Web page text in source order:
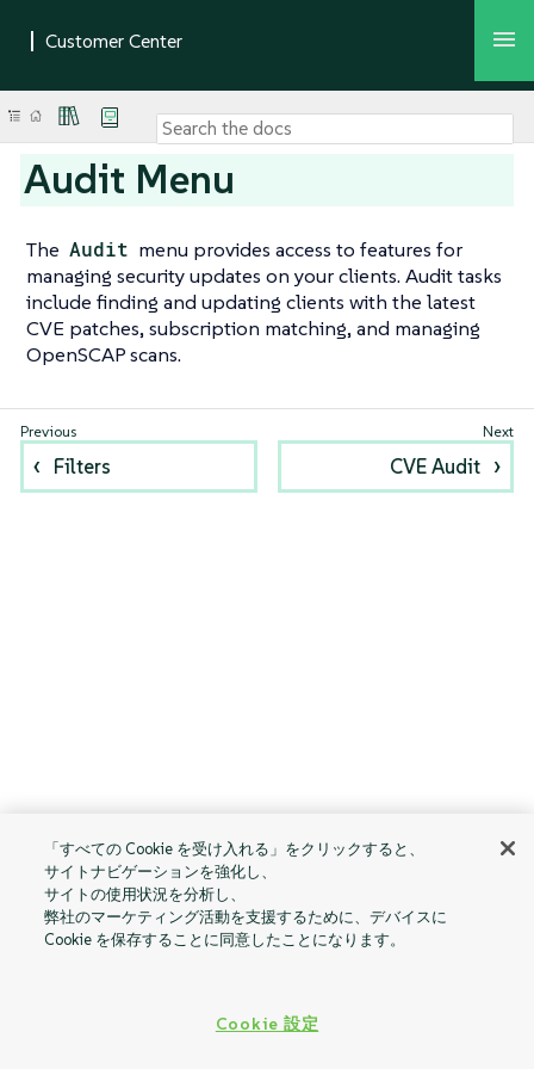
Audit Menu
The Audit menu provides access to features for
managing security updates on your clients. Audit tasks
include finding and updating clients with the latest
CVE patches, subscription matching, and managing
OpenSCAP scans.
Filters CVE Audit
「すべての Cookie を受け入れる」をクリックすると、
サイトナビゲーションを強化し、
サイトの使用状況を分析し、
弊社のマーケティング活動を支援するために、デバイスに
Cookie を保存することに同意したことになります。
Cookie 設定